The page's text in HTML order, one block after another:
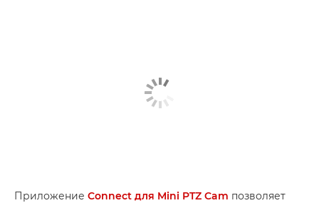
Приложение Connect для Mini PTZ Cam позволяет